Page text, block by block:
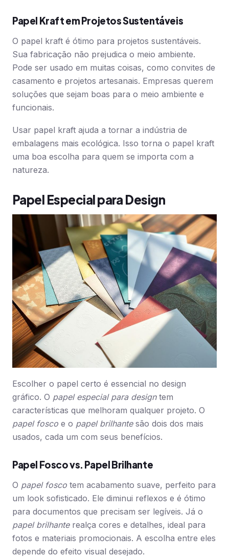
Papel Kraft em Projetos Sustentáveis
O papel kraft é ótimo para projetos sustentáveis.
Sua fabricação não prejudica o meio ambiente.
Pode ser usado em muitas coisas, como convites de
casamento e projetos artesanais. Empresas querem
soluções que sejam boas para o meio ambiente e
funcionais.
Usar papel kraft ajuda a tornar a indústria de
embalagens mais ecológica. Isso torna o papel kraft
uma boa escolha para quem se importa com a
natureza.
Papel Especial para Design
Escolher o papel certo é essencial no design
gráfico. O papel especial para designtem
características que melhoram qualquer projeto. O
papel fosco e o papel brilhantesão dois dos mais
usados, cada um com seus benefícios.
Papel Fosco vs. Papel Brilhante
O papel fosco tem acabamento suave, perfeito para
um look sofisticado. Ele diminui reflexos e é ótimo
para documentos que precisam ser legíveis. Já o
papel brilhanterealça cores e detalhes, ideal para
fotos e materiais promocionais. A escolha entre eles
depende do efeito visual desejado.